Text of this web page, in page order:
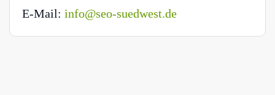
E-Mail: info@seo-suedwest.de